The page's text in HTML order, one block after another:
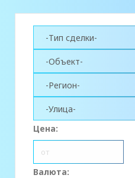
-Тип сделки-
-Объект-
-Регион-
-Улица-
Цена:
Валюта: